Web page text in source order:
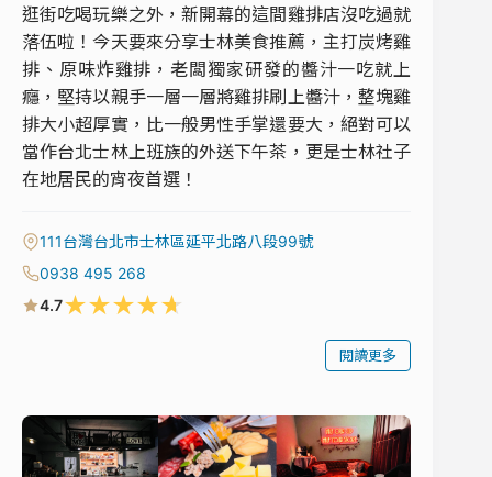
逛街吃喝玩樂之外，新開幕的這間雞排店沒吃過就
落伍啦！今天要來分享士林美食推薦，主打炭烤雞
排、原味炸雞排，老闆獨家研發的醬汁一吃就上
癮，堅持以親手一層一層將雞排刷上醬汁，整塊雞
排大小超厚實，比一般男性手掌還要大，絕對可以
當作台北士林上班族的外送下午茶，更是士林社子
在地居民的宵夜首選！
111台灣台北市士林區延平北路八段99號
0938 495 268
4.7★★★★★
閱讀更多